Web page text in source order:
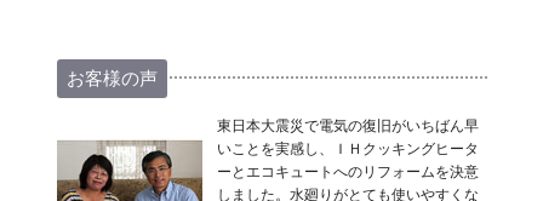
お客様の声
東日本大震災で電気の復旧がいちばん早
いことを実感し、ＩＨクッキングヒータ
ーとエコキュートへのリフォームを決意
しました。水廻りがとても使いやすくな